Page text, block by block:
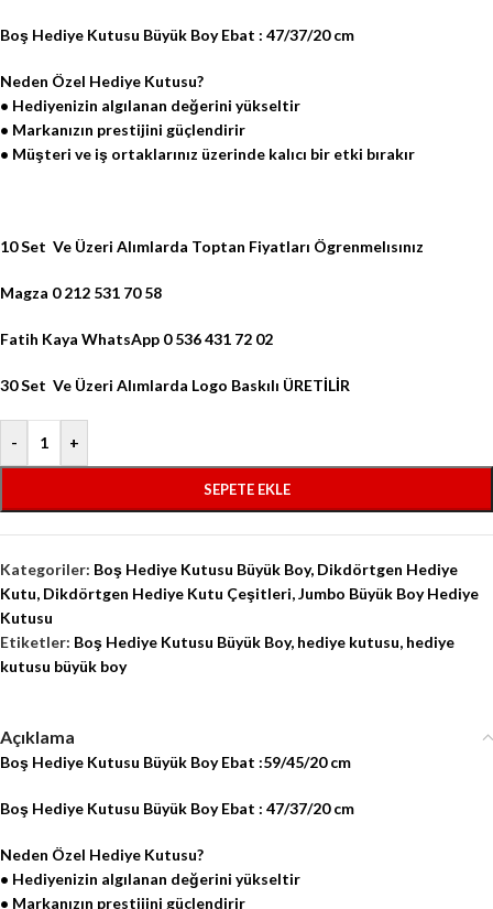
Boş Hediye Kutusu Büyük Boy Ebat : 47/37/20 cm
Neden Özel Hediye Kutusu?
• Hediyenizin algılanan değerini yükseltir
• Markanızın prestijini güçlendirir
• Müşteri ve iş ortaklarınız üzerinde kalıcı bir etki bırakır
10 Set Ve Üzeri Alımlarda Toptan Fiyatları Ögrenmelısınız
Magza 0 212 531 70 58
Fatih Kaya WhatsApp 0 536 431 72 02
30 Set Ve Üzeri Alımlarda Logo Baskılı ÜRETİLİR
- +
SEPETE EKLE
Kategoriler: Boş Hediye Kutusu Büyük Boy, Dikdörtgen Hediye
Kutu, Dikdörtgen Hediye Kutu Çeşitleri,Jumbo Büyük Boy Hediye
Kutusu
Etiketler: Boş Hediye Kutusu Büyük Boy, hediye kutusu, hediye
kutusu büyük boy
Açıklama
Boş Hediye Kutusu Büyük Boy Ebat :59/45/20 cm
Boş Hediye Kutusu Büyük Boy Ebat : 47/37/20 cm
Neden Özel Hediye Kutusu?
• Hediyenizin algılanan değerini yükseltir
• Markanızın prestijini güçlendirir